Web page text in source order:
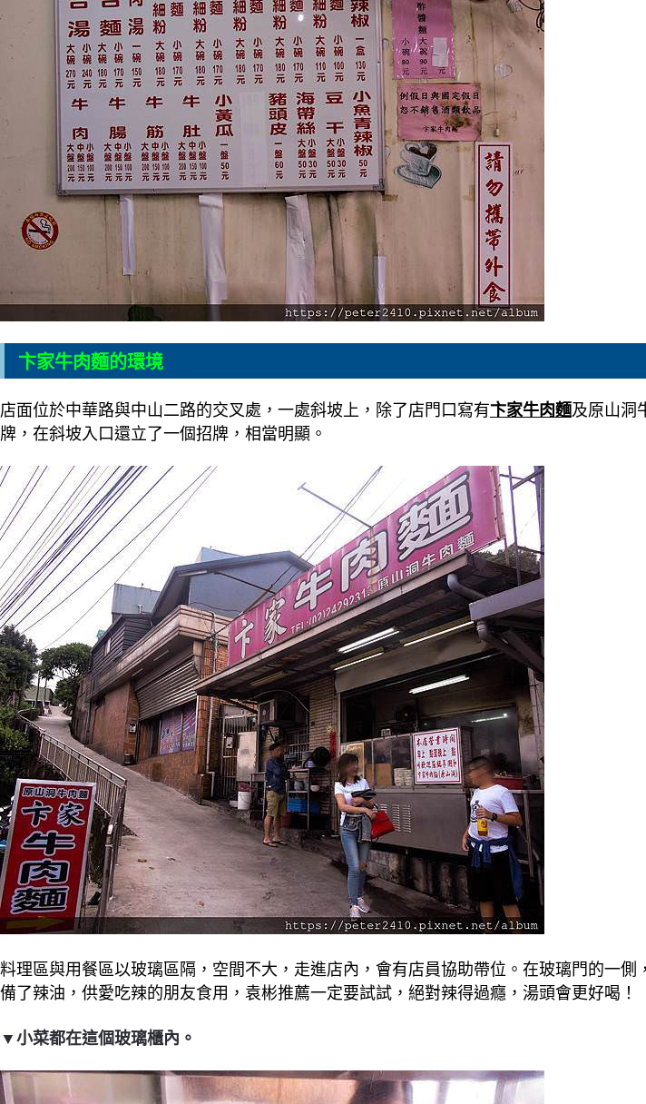
卞家牛肉麵的環境
店面位於中華路與中山二路的交叉處，一處斜坡上，除了店門口寫有卞家牛肉麵及原山洞
牌，在斜坡入口還立了一個招牌，相當明顯。
料理區與用餐區以玻璃區隔，空間不大，走進店內，會有店員協助帶位。在玻璃門的一側
備了辣油，供愛吃辣的朋友食用，袁彬推薦一定要試試，絕對辣得過癮，湯頭會更好喝！
▼小菜都在這個玻璃櫃內。